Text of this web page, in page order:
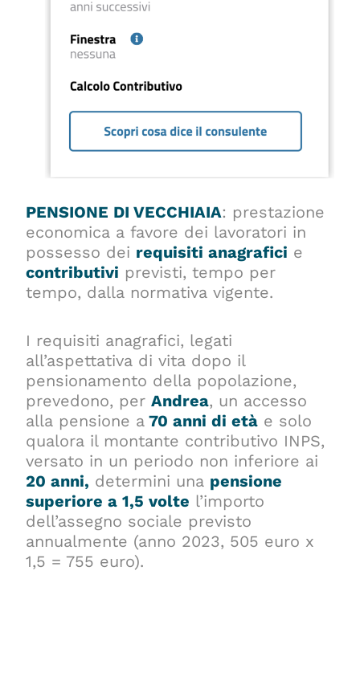
PENSIONE DI VECCHIAIA: prestazione
economica a favore dei lavoratori in
possesso dei requisiti anagrafici e
contributivi previsti, tempo per
tempo, dalla normativa vigente.
I requisiti anagrafici, legati
all’aspettativa di vita dopo il
pensionamento della popolazione,
prevedono, perAndrea, un accesso
alla pensione a 70 anni di età e solo
qualora il montante contributivo INPS,
versato in un periodo non inferiore ai
20 anni, determini una pensione
superiore a 1,5 volte l’importo
dell’assegno sociale previsto
annualmente (anno 2023, 505 euro x
1,5 = 755 euro).